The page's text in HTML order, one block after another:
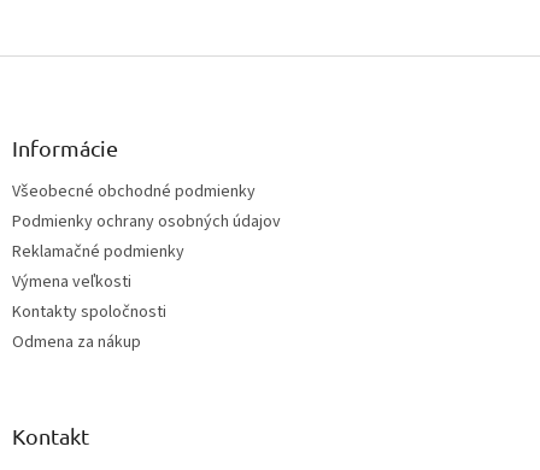
Z
Informácie
Všeobecné obchodné podmienky
Podmienky ochrany osobných údajov
Reklamačné podmienky
Výmena veľkosti
Kontakty spoločnosti
Odmena za nákup
Kontakt